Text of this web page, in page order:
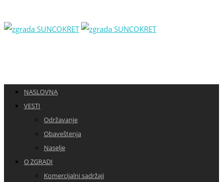
NASLOVNA
VESTI
Održavanje
Obaveštenja
Naselje
O ZGRADI
Komercijalni sadržaji